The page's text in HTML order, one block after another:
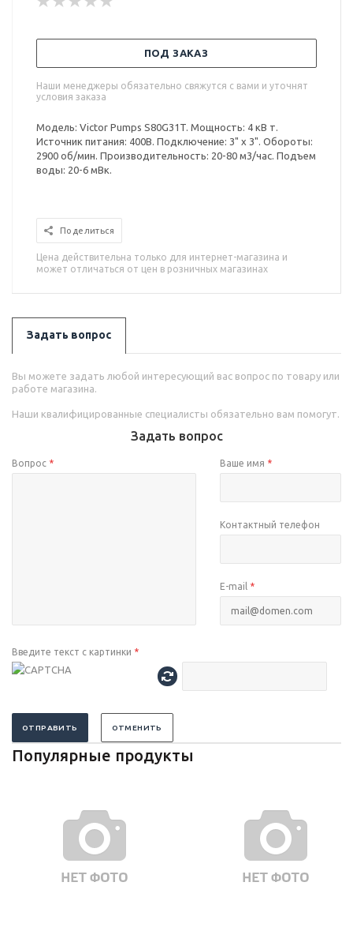
ПОД ЗАКАЗ
Наши менеджеры обязательно свяжутся с вами и уточнят
условия заказа
Модель: Victor Pumps S80G31T. Мощность: 4 кВ т.
Источник питания: 400В. Подключение: 3" x 3". Обороты:
2900 об/мин. Производительность: 20-80 м3/час. Подъем
воды: 20-6 мВк.
Поделиться
Цена действительна только для интернет-магазина и
может отличаться от цен в розничных магазинах
Задать вопрос
Вы можете задать любой интересующий вас вопрос по товару или
работе магазина.
Наши квалифицированные специалисты обязательно вам помогут.
Задать вопрос
Вопрос * Ваше имя *
Контактный телефон
E-mail *
Введите текст с картинки *
ОТПРАВИТЬ ОТМЕНИТЬ
Популярные продукты